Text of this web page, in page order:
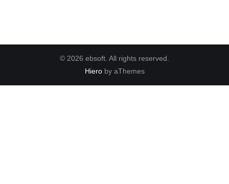
© 2026 ebsoft. All rights reserved.
Hieroby aThemes